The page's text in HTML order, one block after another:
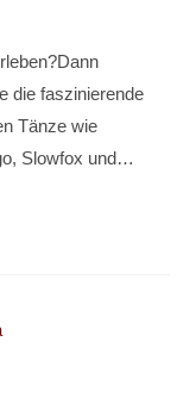
die faszinierende
Tänze wie
Slowfox und…